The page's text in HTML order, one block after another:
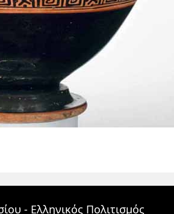
- Ελληνικός Πολιτισμός